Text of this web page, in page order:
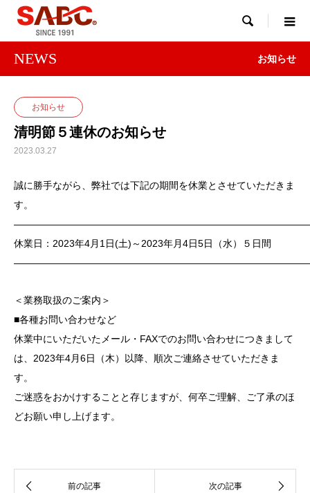

NEWS お知らせ
お知らせ
清明節５連休のお知らせ
2023.03.27
誠に勝手ながら、弊社では下記の期間を休業とさせていただきま
す。
休業日：2023年4月1日(土)～2023年月4日5日（水）５日間
＜業務取扱のご案内＞
■各種お問い合わせなど
休業中にいただいたメール・FAXでのお問い合わせにつきまして
は、2023年4月6日（木）以降、順次ご連絡させていただきま
す。
ご迷惑をおかけすることと存じますが、何卒ご理解、ご了承のほ
どお願い申し上げます。